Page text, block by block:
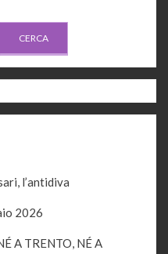
CERCA
l’antidiva
2026
A TRENTO, NÉ A